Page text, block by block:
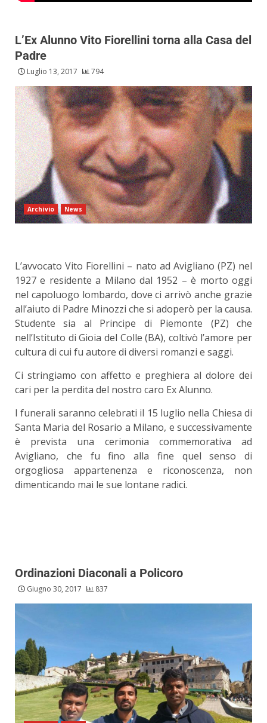
L’Ex Alunno Vito Fiorellini torna alla Casa del
Padre
Luglio 13, 2017 794
Archivio News
L’avvocato Vito Fiorellini – nato ad Avigliano (PZ) nel
1927 e residente a Milano dal 1952 – è morto oggi
nel capoluogo lombardo, dove ci arrivò anche grazie
all’aiuto di Padre Minozzi che si adoperò per la causa.
Studente sia al Principe di Piemonte (PZ) che
nell’Istituto di Gioia del Colle (BA), coltivò l’amore per
cultura di cui fu autore di diversi romanzi e saggi.
Ci stringiamo con affetto e preghiera al dolore dei
cari per la perdita del nostro caro Ex Alunno.
I funerali saranno celebrati il 15 luglio nella Chiesa di
Santa Maria del Rosario a Milano, e successivamente
è prevista una cerimonia commemorativa ad
Avigliano, che fu fino alla fine quel senso di
orgogliosa appartenenza e riconoscenza, non
dimenticando mai le sue lontane radici.
Ordinazioni Diaconali a Policoro
Giugno 30, 2017 837